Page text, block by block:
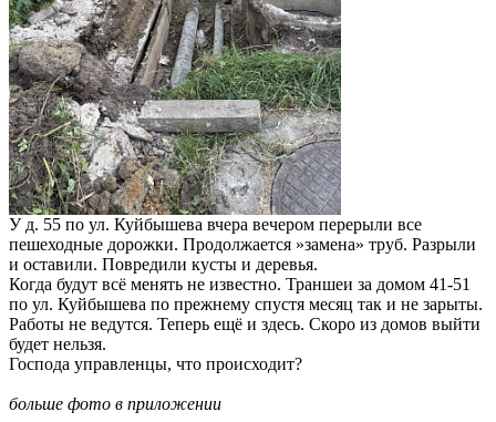
У д. 55 по ул. Куйбышева вчера вечером перерыли все
пешеходные дорожки. Продолжается »замена» труб. Разрыли
и оставили. Повредили кусты и деревья.
Когда будут всё менять не известно. Траншеи за домом 41-51
по ул. Куйбышева по прежнему спустя месяц так и не зарыты.
Работы не ведутся. Теперь ещё и здесь. Скоро из домов выйти
будет нельзя.
Господа управленцы, что происходит?
больше фото в приложении